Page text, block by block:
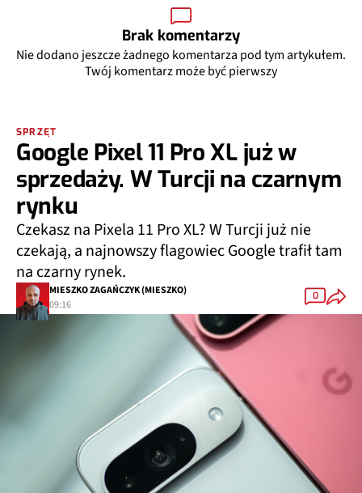
Brak komentarzy
Nie dodano jeszcze żadnego komentarza pod tym artykułem.
Twój komentarz może być pierwszy
SPRZĘT
Google Pixel 11 Pro XL już w
sprzedaży. W Turcji na czarnym
rynku
Czekasz na Pixela 11 Pro XL? W Turcji już nie
czekają, a najnowszy flagowiec Google trafił tam
na czarny rynek.
MIESZKO ZAGAŃCZYK (MIESZKO)
09:16
0